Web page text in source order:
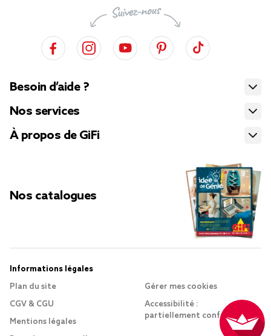
Besoin d’aide ?
Nos services
À propos de GiFi
Nos catalogues
Informations légales
Plan du site
CGV & CGU
Mentions légales
Gérer mes cookies
Accessibilité :
partiellement conforme